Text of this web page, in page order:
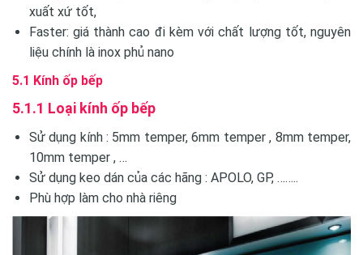
xuất xứ tốt,
Faster: giá thành cao đi kèm với chất lượng tốt, nguyên
liệu chính là inox phủ nano
5.1 Kính ốp bếp
5.1.1 Loại kính ốp bếp
Sử dụng kính : 5mm temper, 6mm temper , 8mm temper,
10mm temper , …
Sử dụng keo dán của các hãng : APOLO, GP, ……..
Phù hợp làm cho nhà riêng